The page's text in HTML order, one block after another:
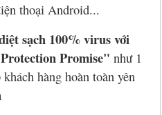
thoại Android...
sạch 100% virus với
Promise" như 1
hàng hoàn toàn yên